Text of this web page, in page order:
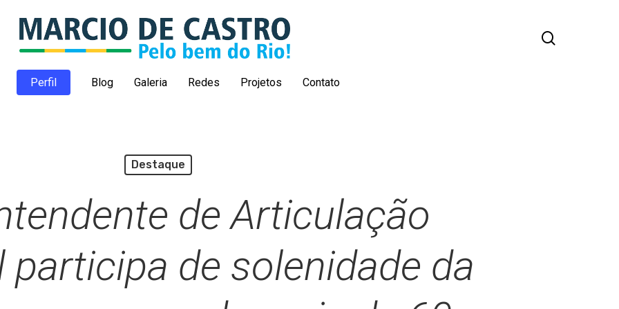
Perfil Blog Galeria Redes Projetos Contato
Destaque
de Articulação
participa de solenidade da